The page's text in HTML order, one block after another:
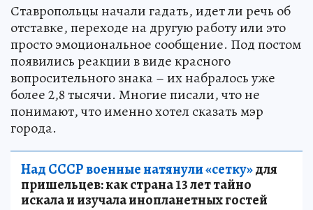
Ставропольцы начали гадать, идет ли речь об
отставке, переходе на другую работу или это
просто эмоциональное сообщение. Под постом
появились реакции в виде красного
вопросительного знака – их набралось уже
более 2,8 тысячи. Многие писали, что не
понимают, что именно хотел сказать мэр
города.
Над СССР военные натянули «сетку»для
пришельцев: как страна 13 лет тайно
искала и изучала инопланетных гостей